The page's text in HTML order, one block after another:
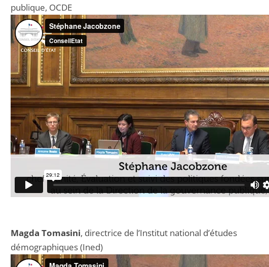
publique, OCDE
Magda Tomasini, directrice de l’Institut national d’études
démographiques (Ined)